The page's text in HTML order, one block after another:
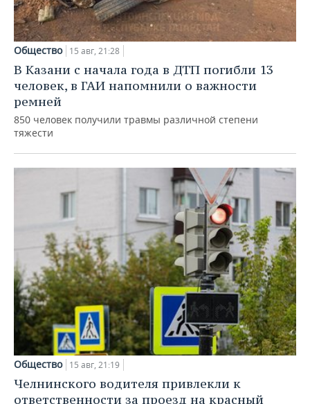
Общество 15 авг, 21:28
В Казани с начала года в ДТП погибли 13
человек, в ГАИ напомнили о важности
ремней
850 человек получили травмы различной степени
тяжести
Общество 15 авг, 21:19
Челнинского водителя привлекли к
ответственности за проезд на красный